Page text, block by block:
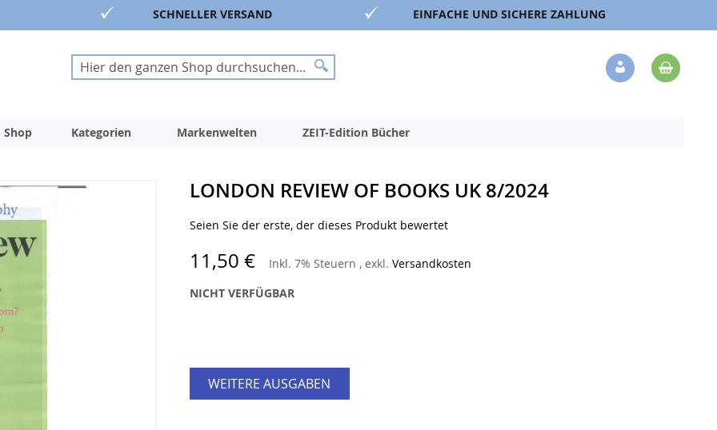
SCHNELLER VERSAND EINFACHE UND SICHERE ZAHLUNG
Suche
Suche
Veränderung
Shop Kategorien Markenwelten ZEIT-Edition Bücher
LONDON REVIEW OF BOOKS UK 8/2024
Seien Sie der erste, der dieses Produkt bewertet
11,50 € Inkl. 7% Steuern , exkl. Versandkosten
NICHT VERFÜGBAR
WEITERE AUSGABEN